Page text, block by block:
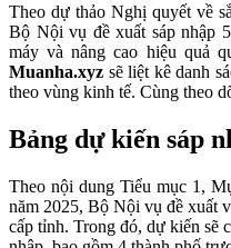
​Theo dự thảo Nghị quyết về
Bộ Nội vụ đề xuất sáp nhập
máy và nâng cao hiệu quả
Muanha.xyz sẽ liệt kê danh
theo vùng kinh tế. Cùng theo
Bảng dự kiến sáp
Theo nội dung Tiểu mục 1,
năm 2025, Bộ Nội vụ đề xuất
cấp tỉnh. Trong đó, dự kiến sẽ